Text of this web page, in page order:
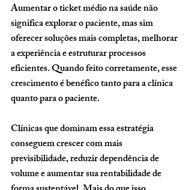
Aumentar o ticket médio na saúde não
significa explorar o paciente, mas sim
oferecer soluções mais completas, melhorar
a experiência e estruturar processos
eficientes. Quando feito corretamente, esse
crescimento é benéfico tanto para a clínica
quanto para o paciente.
Clínicas que dominam essa estratégia
conseguem crescer com mais
previsibilidade, reduzir dependência de
volume e aumentar sua rentabilidade de